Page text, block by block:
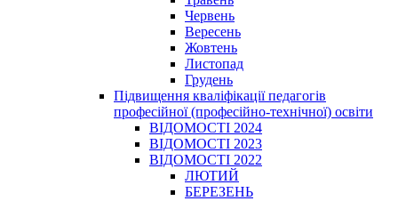
Червень
Вересень
Жовтень
Листопад
Грудень
Підвищення кваліфікації педагогів
професійної (професійно-технічної) освіти
ВІДОМОСТІ 2024
ВІДОМОСТІ 2023
ВІДОМОСТІ 2022
ЛЮТИЙ
БЕРЕЗЕНЬ